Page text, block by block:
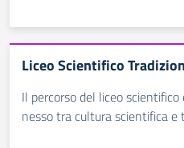
Liceo Scientifico
Il percorso del liceo
nesso tra cultura scientifica e